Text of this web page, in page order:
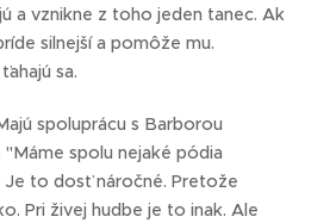
a vznikne z toho jeden tanec. Ak
silnejší a pomôže mu.
sa.
spoluprácu s Barborou
spolu nejaké pódia
to dosť náročné. Pretože
Pri živej hudbe je to inak. Ale